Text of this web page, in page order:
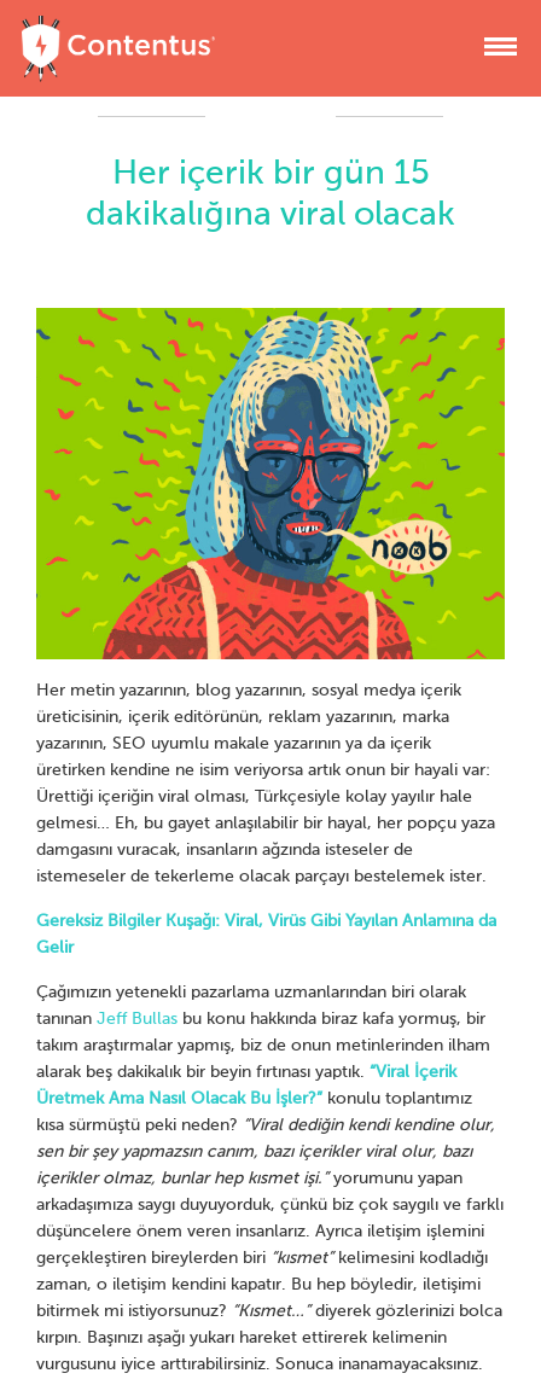
Her içerik bir gün 15
dakikalığına viral olacak
Her metin yazarının, blog yazarının, sosyal medya içerik
üreticisinin, içerik editörünün, reklam yazarının, marka
yazarının, SEO uyumlu makale yazarının ya da içerik
üretirken kendine ne isim veriyorsa artık onun bir hayali var:
Ürettiği içeriğin viral olması, Türkçesiyle kolay yayılır hale
gelmesi… Eh, bu gayet anlaşılabilir bir hayal, her popçu yaza
damgasını vuracak, insanların ağzında isteseler de
istemeseler de tekerleme olacak parçayı bestelemek ister.
Gereksiz Bilgiler Kuşağı: Viral, Virüs Gibi Yayılan Anlamına da
Gelir
Çağımızın yetenekli pazarlama uzmanlarından biri olarak
tanınanJeff Bullas bu konu hakkında biraz kafa yormuş, bir
takım araştırmalar yapmış, biz de onun metinlerinden ilham
alarak beş dakikalık bir beyin fırtınası yaptık.“Viral İçerik
Üretmek Ama Nasıl Olacak Bu İşler?” konulu toplantımız
kısa sürmüştü peki neden? “Viral dediğin kendi kendine olur,
sen bir şey yapmazsın canım, bazı içerikler viral olur, bazı
içerikler olmaz, bunlar hep kısmet işi.”yorumunu yapan
arkadaşımıza saygı duyuyorduk, çünkü biz çok saygılı ve farklı
düşüncelere önem veren insanlarız. Ayrıca iletişim işlemini
gerçekleştiren bireylerden biri “kısmet”kelimesini kodladığı
zaman, o iletişim kendini kapatır. Bu hep böyledir, iletişimi
bitirmek mi istiyorsunuz? “Kısmet…”diyerek gözlerinizi bolca
kırpın. Başınızı aşağı yukarı hareket ettirerek kelimenin
vurgusunu iyice arttırabilirsiniz. Sonuca inanamayacaksınız.